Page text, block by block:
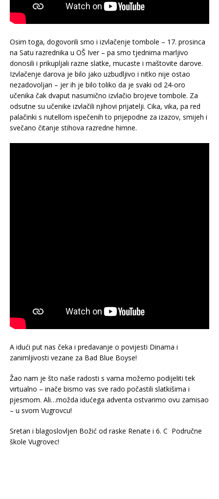
Osim toga, dogovorili smo i izvlačenje tombole – 17. prosinca
na Satu razrednika u OŠ Iver – pa smo tjednima marljivo
donosili i prikupljali razne slatke, mucaste i maštovite darove.
Izvlačenje darova je bilo jako uzbudljivo i nitko nije ostao
nezadovoljan – jer ih je bilo toliko da je svaki od 24-oro
učenika čak dvaput nasumično izvlačio brojeve tombole. Za
odsutne su učenike izvlačili njihovi prijatelji. Cika, vika, pa red
palačinki s nutellom ispečenih to prijepodne za izazov, smijeh i
svečano čitanje stihova razredne himne.
A idući put nas čeka i predavanje o povijesti Dinama i
zanimljivosti vezane za Bad Blue Boyse!
Žao nam je što naše radosti s vama možemo podijeliti tek
virtualno – inače bismo vas sve rado počastili slatkišima i
pjesmom. Ali…možda idućega adventa ostvarimo ovu zamisao
– u svom Vugrovcu!
Sretan i blagoslovljen Božić od raske Renate i 6. C Područne
škole Vugrovec!